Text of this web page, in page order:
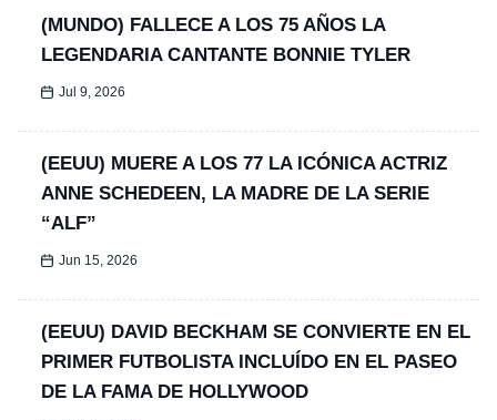
(MUNDO) FALLECE A LOS 75 AÑOS LA
LEGENDARIA CANTANTE BONNIE TYLER
Jul 9, 2026
(EEUU) MUERE A LOS 77 LA ICÓNICA ACTRIZ
ANNE SCHEDEEN, LA MADRE DE LA SERIE
“ALF”
Jun 15, 2026
(EEUU) DAVID BECKHAM SE CONVIERTE EN EL
PRIMER FUTBOLISTA INCLUÍDO EN EL PASEO
DE LA FAMA DE HOLLYWOOD